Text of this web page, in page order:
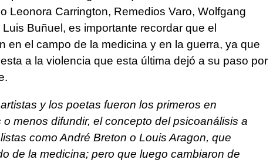
Leonora Carrington, Remedios Varo, Wolfgang
Buñuel, es importante recordar que el
en el campo de la medicina y en la guerra, ya que
a la violencia que esta última dejó a su paso por
y los poetas fueron los primeros en
o menos difundir, el concepto del psicoanálisis a
como André Breton o Louis Aragon, que
de la medicina; pero que luego cambiaron de